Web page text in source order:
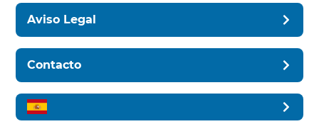
Aviso Legal
Contacto